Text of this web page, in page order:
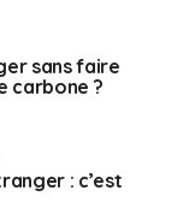
sans faire
carbone ?
: c’est